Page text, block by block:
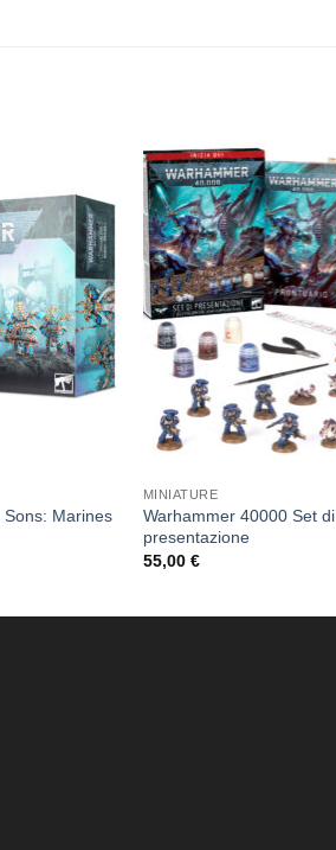
alla lista
dei
desideri
Marines
MINIATURE
Warhammer 40000 Set di
presentazione
55,00 €